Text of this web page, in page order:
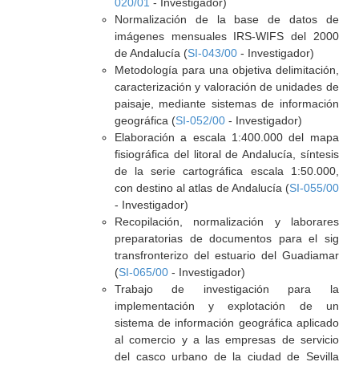
Normalización de la base de datos de
imágenes mensuales IRS-WIFS del 2000
de Andalucía (SI-043/00- Investigador)
Metodología para una objetiva delimitación,
caracterización y valoración de unidades de
paisaje, mediante sistemas de información
geográfica (SI-052/00- Investigador)
Elaboración a escala 1:400.000 del mapa
fisiográfica del litoral de Andalucía, síntesis
de la serie cartográfica escala 1:50.000,
con destino al atlas de Andalucía (SI-055/00
- Investigador)
Recopilación, normalización y laborares
preparatorias de documentos para el sig
transfronterizo del estuario del Guadiamar
(SI-065/00- Investigador)
Trabajo de investigación para la
implementación y explotación de un
sistema de información geográfica aplicado
al comercio y a las empresas de servicio
del casco urbano de la ciudad de Sevilla